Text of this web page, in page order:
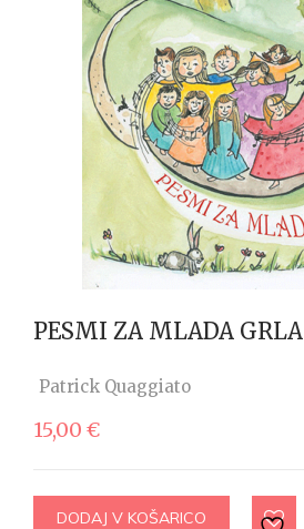
PESMI ZA MLADA GRLA
Patrick Quaggiato
15,00 €
DODAJ V KOŠARICO